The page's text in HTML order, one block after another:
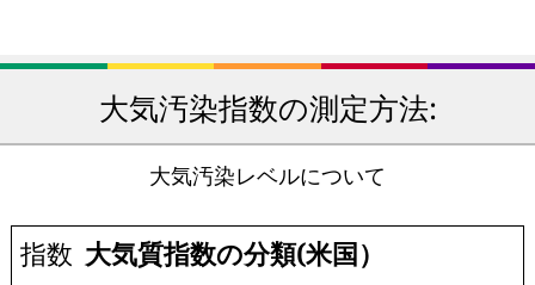
大気汚染指数の測定方法:
大気汚染レベルについて
指数 大気質指数の分類(米国）